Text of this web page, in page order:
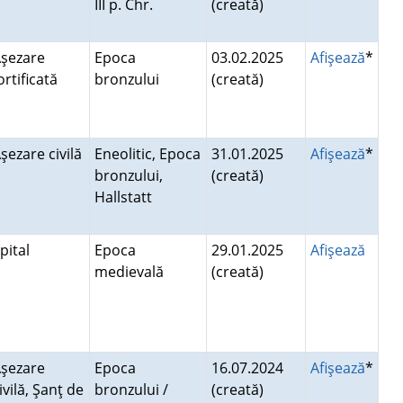
III p. Chr. (creată)
Epoca
bronzului
03.02.2025
(creată)
Afişează*
civilă
Eneolitic, Epoca
bronzului,
Hallstatt
31.01.2025
(creată)
Afişează*
Epoca
medievală
29.01.2025
(creată)
Afişează
Şanţ de
Epoca
bronzului /
16.07.2024
(creată)
Afişează*